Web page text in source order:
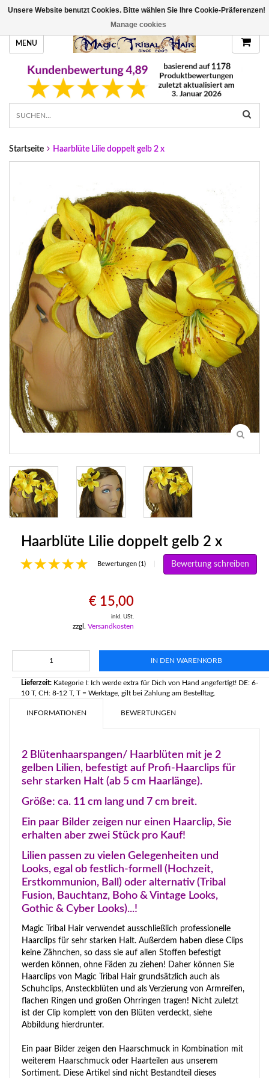
HANDGEFERTIGTE HAARTEILE, DEINE FARBE
MENU
Startseite Haarblüte Lilie doppelt gelb 2 x
Haarblüte Lilie doppelt gelb 2 x
Bewertungen (1) Bewertung schreiben
€ 15,00
inkl. USt.
zzgl. Versandkosten
IN DEN WARENKORB
Lieferzeit: Kategorie I: Ich werde extra für Dich von Hand angefertigt! DE: 6-
10 T, CH: 8-12 T, T = Werktage, gilt bei Zahlung am Bestelltag.
INFORMATIONEN BEWERTUNGEN
2 Blütenhaarspangen/ Haarblüten mit je 2
gelben Lilien, befestigt auf Profi-Haarclips für
sehr starken Halt (ab 5 cm Haarlänge).
Größe: ca. 11 cm lang und 7 cm breit.
Ein paar Bilder zeigen nur einen Haarclip, Sie
erhalten aber zwei Stück pro Kauf!
Lilien passen zu vielen Gelegenheiten und
Looks, egal ob festlich-formell (Hochzeit,
Erstkommunion, Ball) oder alternativ (Tribal
Fusion, Bauchtanz, Boho & Vintage Looks,
Gothic & Cyber Looks)...!
Magic Tribal Hair verwendet ausschließlich professionelle
Haarclips für sehr starken Halt. Außerdem haben diese Clips
keine Zähnchen, so dass sie auf allen Stoffen befestigt
werden können, ohne Fäden zu ziehen! Daher können Sie
Haarclips von Magic Tribal Hair grundsätzlich auch als
Schuhclips, Ansteckblüten und als Verzierung von Armreifen,
flachen Ringen und großen Ohrringen tragen! Nicht zuletzt
ist der Clip komplett von den Blüten verdeckt, siehe
Abbildung hierdrunter.
Ein paar Bilder zeigen den Haarschmuck in Kombination mit
weiterem Haarschmuck oder Haarteilen aus unserem
Sortiment. Diese Artikel sind nicht Bestandteil dieses
Unsere Website benutzt Cookies. Bitte wählen Sie Ihre Cookie-Präferenzen!
Manage cookies